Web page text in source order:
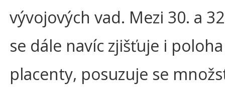
vývojových vad. Mezi 30. a
se dále navíc zjišťuje i
placenty, posuzuje se